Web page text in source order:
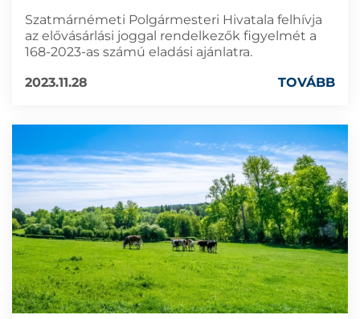
Szatmárnémeti Polgármesteri Hivatala felhívja
az elővásárlási joggal rendelkezők figyelmét a
168-2023-as számú eladási ajánlatra.
2023.11.28
TOVÁBB